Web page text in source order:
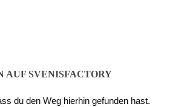
SVENISFACTORY
du den Weg hierhin gefunden hast.